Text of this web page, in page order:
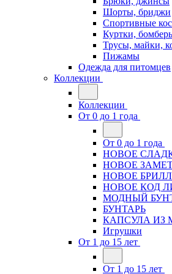
Шорты, бриджи
Спортивные
Куртки,
Трусы, майки,
Пижамы
Одежда для питомцев
Коллекции
Коллекции
От 0 до 1 года
От 0 до 1 года
НОВОЕ
НОВОЕ
НОВОЕ
НОВОЕ КОД
МОДНЫЙ
БУНТАРЬ
КАПСУЛА ИЗ
Игрушки
От 1 до 15 лет
От 1 до 15 лет